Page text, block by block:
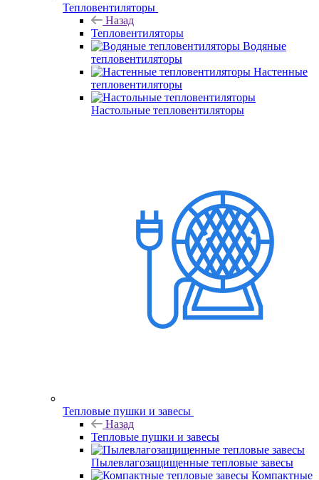
Тепловентиляторы
Назад
Тепловентиляторы
Водяные
тепловентиляторы
Настенные
тепловентиляторы
Настольные тепловентиляторы
Тепловые пушки и завесы
Назад
Тепловые пушки и завесы
Пылевлагозащищенные тепловые завесы
Компактные